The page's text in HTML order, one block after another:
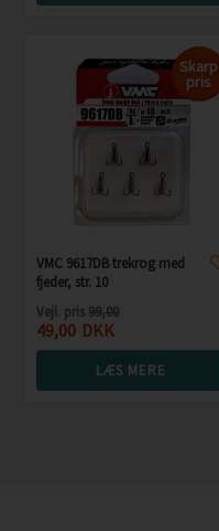
Skarp
pris
VMC 9617DB trekrog med
fjeder, str. 10
Vejl. pris99,00
49,00 DKK
LÆS MERE